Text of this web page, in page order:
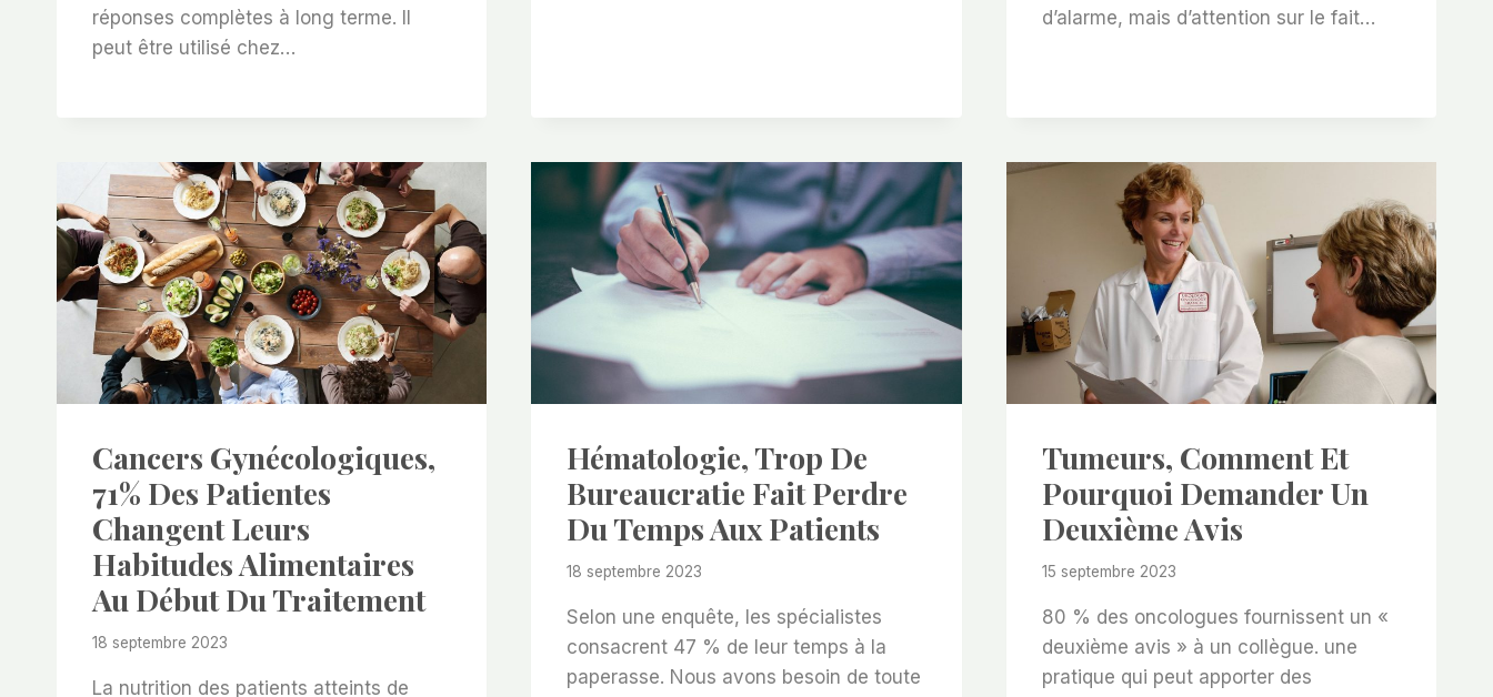
réponses complètes à long terme. Il
peut être utilisé chez…
d’alarme, mais d’attention sur le fait…
Cancers Gynécologiques,
71% Des Patientes
Changent Leurs
Habitudes Alimentaires
Au Début Du Traitement
18 septembre 2023
La nutrition des patients atteints de
Hématologie, Trop De
Bureaucratie Fait Perdre
Du Temps Aux Patients
18 septembre 2023
Selon une enquête, les spécialistes
consacrent 47 % de leur temps à la
paperasse. Nous avons besoin de toute
Tumeurs, Comment Et
Pourquoi Demander Un
Deuxième Avis
15 septembre 2023
80 % des oncologues fournissent un «
deuxième avis » à un collègue. une
pratique qui peut apporter des